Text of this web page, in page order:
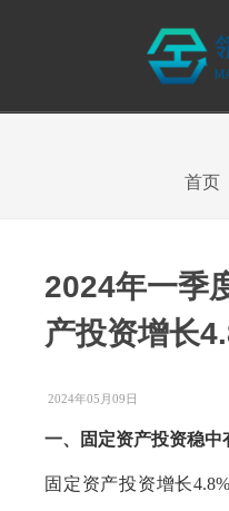
首页
2024年一季
产投资增长
2024年05月09日
一、固定资产投资稳
固定资产投资增长4.8%